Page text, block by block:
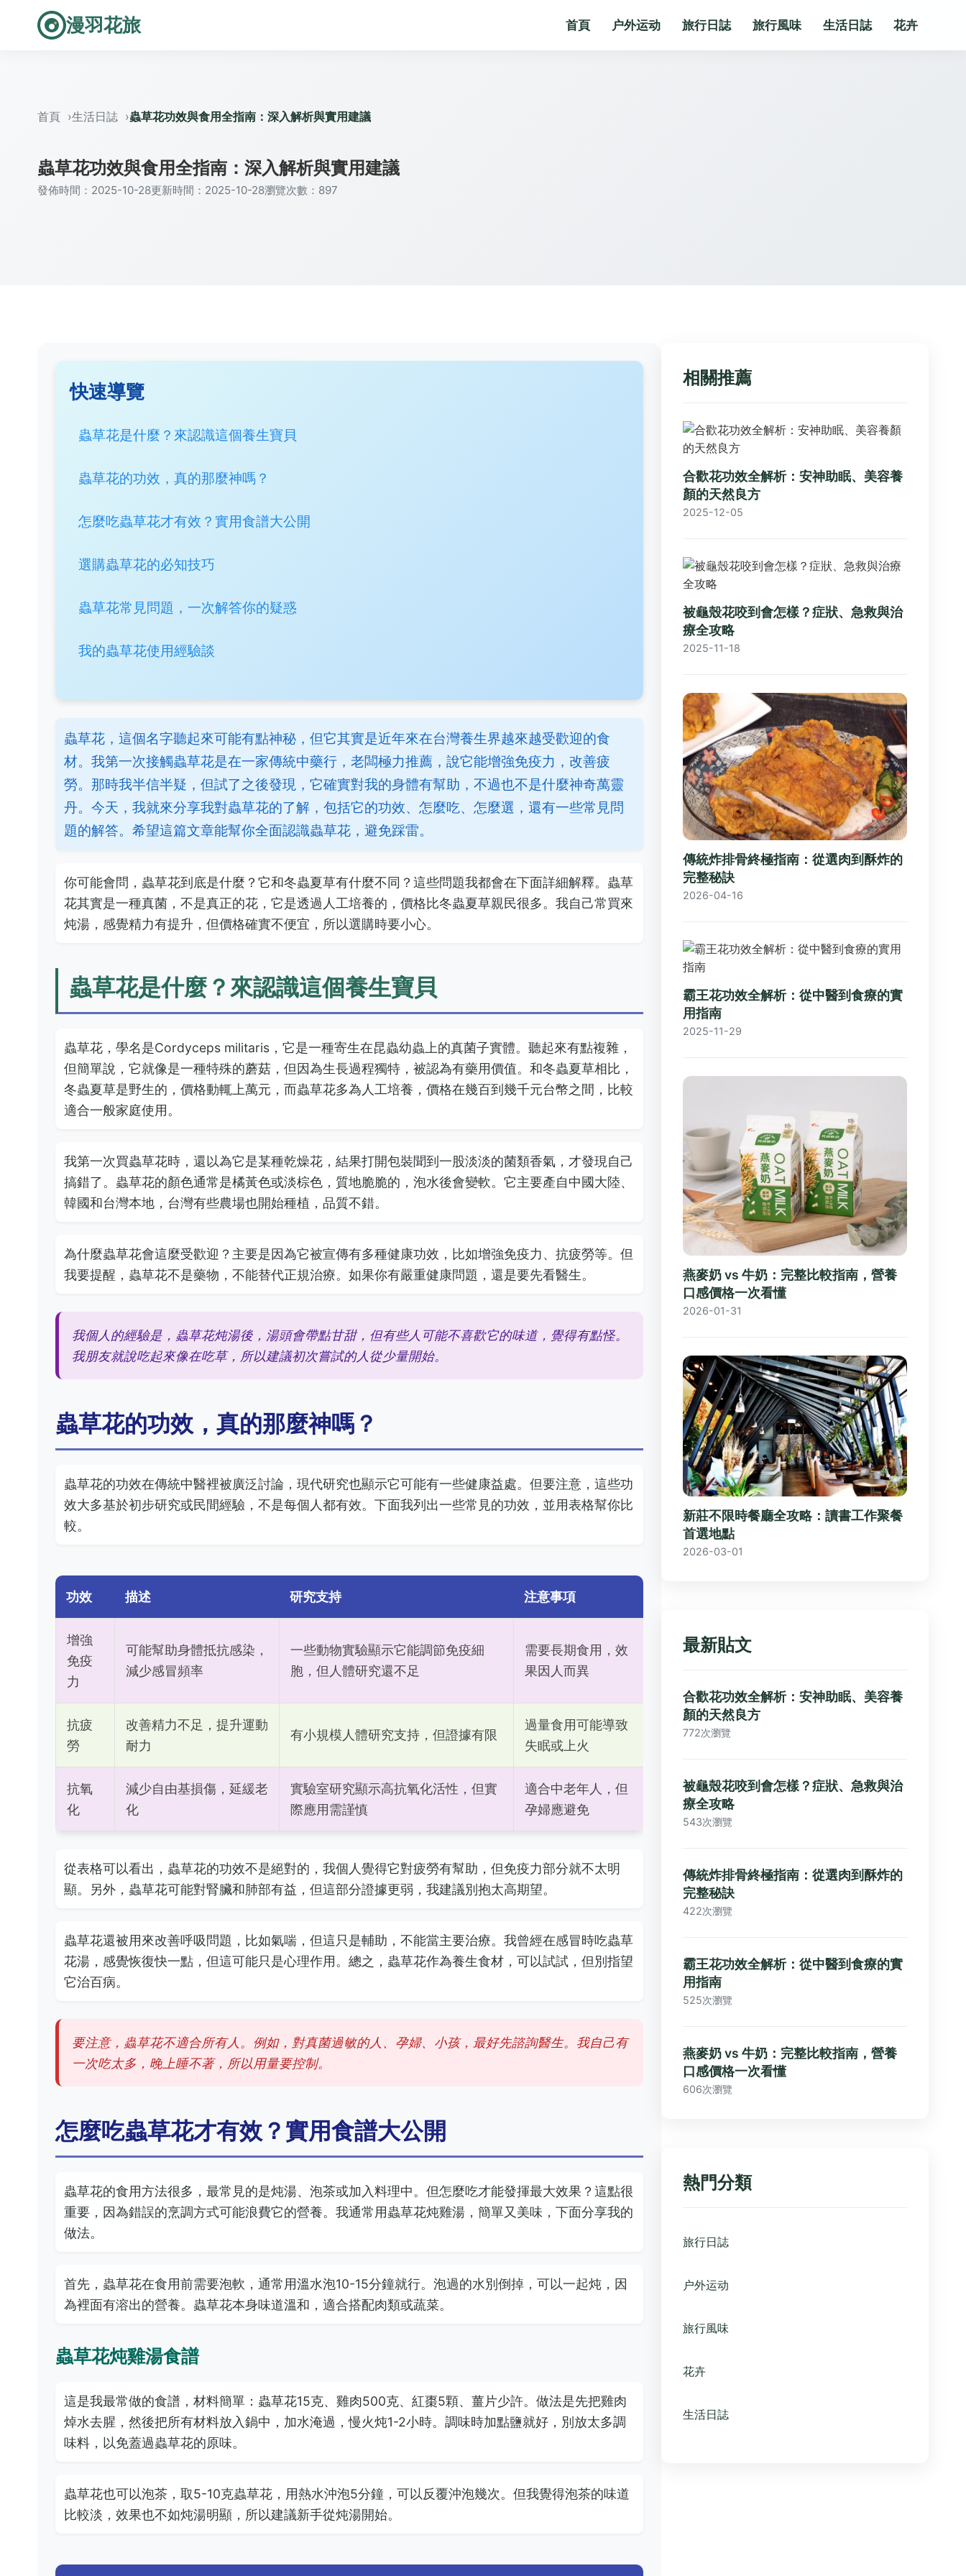
漫羽花旅 首頁 户外运动 旅行日誌 旅行風味 生活日誌 花卉
首頁 生活日誌 蟲草花功效與食用全指南：深入解析與實用建議
蟲草花功效與食用全指南：深入解析與實用建議
發佈時間：2025-10-28更新時間：2025-10-28瀏覽次數：897
快速導覽
蟲草花是什麼？來認識這個養生寶貝
蟲草花的功效，真的那麼神嗎？
怎麼吃蟲草花才有效？實用食譜大公開
選購蟲草花的必知技巧
蟲草花常見問題，一次解答你的疑惑
我的蟲草花使用經驗談
蟲草花，這個名字聽起來可能有點神秘，但它其實是近年來在台灣養生界越來越受歡迎的食
材。我第一次接觸蟲草花是在一家傳統中藥行，老闆極力推薦，說它能增強免疫力，改善疲
勞。那時我半信半疑，但試了之後發現，它確實對我的身體有幫助，不過也不是什麼神奇萬靈
丹。今天，我就來分享我對蟲草花的了解，包括它的功效、怎麼吃、怎麼選，還有一些常見問
題的解答。希望這篇文章能幫你全面認識蟲草花，避免踩雷。
你可能會問，蟲草花到底是什麼？它和冬蟲夏草有什麼不同？這些問題我都會在下面詳細解釋。蟲草
花其實是一種真菌，不是真正的花，它是透過人工培養的，價格比冬蟲夏草親民很多。我自己常買來
炖湯，感覺精力有提升，但價格確實不便宜，所以選購時要小心。
蟲草花是什麼？來認識這個養生寶貝
蟲草花，學名是Cordyceps militaris，它是一種寄生在昆蟲幼蟲上的真菌子實體。聽起來有點複雜，
但簡單說，它就像是一種特殊的蘑菇，但因為生長過程獨特，被認為有藥用價值。和冬蟲夏草相比，
冬蟲夏草是野生的，價格動輒上萬元，而蟲草花多為人工培養，價格在幾百到幾千元台幣之間，比較
適合一般家庭使用。
我第一次買蟲草花時，還以為它是某種乾燥花，結果打開包裝聞到一股淡淡的菌類香氣，才發現自己
搞錯了。蟲草花的顏色通常是橘黃色或淡棕色，質地脆脆的，泡水後會變軟。它主要產自中國大陸、
韓國和台灣本地，台灣有些農場也開始種植，品質不錯。
為什麼蟲草花會這麼受歡迎？主要是因為它被宣傳有多種健康功效，比如增強免疫力、抗疲勞等。但
我要提醒，蟲草花不是藥物，不能替代正規治療。如果你有嚴重健康問題，還是要先看醫生。
我個人的經驗是，蟲草花炖湯後，湯頭會帶點甘甜，但有些人可能不喜歡它的味道，覺得有點怪。
我朋友就說吃起來像在吃草，所以建議初次嘗試的人從少量開始。
蟲草花的功效，真的那麼神嗎？
蟲草花的功效在傳統中醫裡被廣泛討論，現代研究也顯示它可能有一些健康益處。但要注意，這些功
效大多基於初步研究或民間經驗，不是每個人都有效。下面我列出一些常見的功效，並用表格幫你比
較。
功效 描述 研究支持 注意事項
增強
免疫
力
可能幫助身體抵抗感染，
減少感冒頻率
一些動物實驗顯示它能調節免疫細
胞，但人體研究還不足
需要長期食用，效
果因人而異
抗疲
勞
改善精力不足，提升運動
耐力
有小規模人體研究支持，但證據有限
過量食用可能導致
失眠或上火
抗氧
化
減少自由基損傷，延緩老
化
實驗室研究顯示高抗氧化活性，但實
際應用需謹慎
適合中老年人，但
孕婦應避免
從表格可以看出，蟲草花的功效不是絕對的，我個人覺得它對疲勞有幫助，但免疫力部分就不太明
顯。另外，蟲草花可能對腎臟和肺部有益，但這部分證據更弱，我建議別抱太高期望。
蟲草花還被用來改善呼吸問題，比如氣喘，但這只是輔助，不能當主要治療。我曾經在感冒時吃蟲草
花湯，感覺恢復快一點，但這可能只是心理作用。總之，蟲草花作為養生食材，可以試試，但別指望
它治百病。
要注意，蟲草花不適合所有人。例如，對真菌過敏的人、孕婦、小孩，最好先諮詢醫生。我自己有
一次吃太多，晚上睡不著，所以用量要控制。
怎麼吃蟲草花才有效？實用食譜大公開
蟲草花的食用方法很多，最常見的是炖湯、泡茶或加入料理中。但怎麼吃才能發揮最大效果？這點很
重要，因為錯誤的烹調方式可能浪費它的營養。我通常用蟲草花炖雞湯，簡單又美味，下面分享我的
做法。
首先，蟲草花在食用前需要泡軟，通常用溫水泡10-15分鐘就行。泡過的水別倒掉，可以一起炖，因
為裡面有溶出的營養。蟲草花本身味道溫和，適合搭配肉類或蔬菜。
蟲草花炖雞湯食譜
這是我最常做的食譜，材料簡單：蟲草花15克、雞肉500克、紅棗5顆、薑片少許。做法是先把雞肉
焯水去腥，然後把所有材料放入鍋中，加水淹過，慢火炖1-2小時。調味時加點鹽就好，別放太多調
味料，以免蓋過蟲草花的原味。
蟲草花也可以泡茶，取5-10克蟲草花，用熱水沖泡5分鐘，可以反覆沖泡幾次。但我覺得泡茶的味道
比較淡，效果也不如炖湯明顯，所以建議新手從炖湯開始。
相關推薦
合歡花功效全解析：安神助眠、美容養
顏的天然良方
2025-12-05
被龜殼花咬到會怎樣？症狀、急救與治
療全攻略
2025-11-18
傳統炸排骨終極指南：從選肉到酥炸的
完整秘訣
2026-04-16
霸王花功效全解析：從中醫到食療的實
用指南
2025-11-29
燕麥奶 vs 牛奶：完整比較指南，營養
口感價格一次看懂
2026-01-31
新莊不限時餐廳全攻略：讀書工作聚餐
首選地點
2026-03-01
最新貼文
合歡花功效全解析：安神助眠、美容養
顏的天然良方
772次瀏覽
被龜殼花咬到會怎樣？症狀、急救與治
療全攻略
543次瀏覽
傳統炸排骨終極指南：從選肉到酥炸的
完整秘訣
422次瀏覽
霸王花功效全解析：從中醫到食療的實
用指南
525次瀏覽
燕麥奶 vs 牛奶：完整比較指南，營養
口感價格一次看懂
606次瀏覽
熱門分類
旅行日誌
户外运动
旅行風味
花卉
生活日誌